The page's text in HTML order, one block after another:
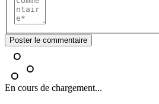
Poster le commentaire
En cours de chargement...